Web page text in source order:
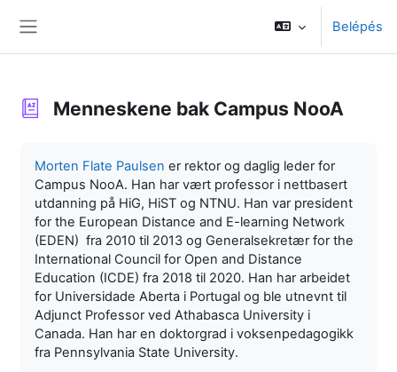
Belépés
Menneskene bak Campus NooA
Morten Flate Paulsen er rektor og daglig leder for
Campus NooA. Han har vært professor i nettbasert
utdanning på HiG, HiST og NTNU. Han var president
for the European Distance and E-learning Network
(EDEN) fra 2010 til 2013 og Generalsekretær for the
International Council for Open and Distance
Education (ICDE) fra 2018 til 2020. Han har arbeidet
for Universidade Aberta i Portugal og ble utnevnt til
Adjunct Professor ved Athabasca University i
Canada. Han har en doktorgrad i voksenpedagogikk
fra Pennsylvania State University.